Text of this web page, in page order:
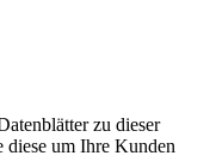
zu dieser
um Ihre Kunden